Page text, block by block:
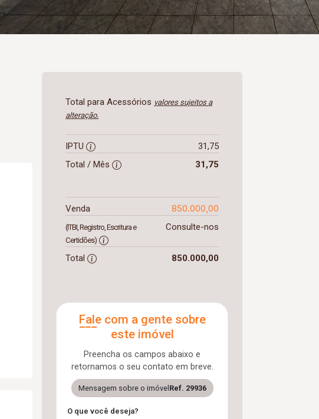
Total para Acessórios valores sujeitos a
alteração.
IPTU
31,75
Total / Mês
31,75
Venda 850.000,00
(ITBI, Registro, Escritura e
Certidões)
Consulte-nos
Total 850.000,00
Fale com a gente sobre
este imóvel
Preencha os campos abaixo e
retornamos o seu contato em breve.
Mensagem sobre o imóvel Ref. 29936
O que você deseja?